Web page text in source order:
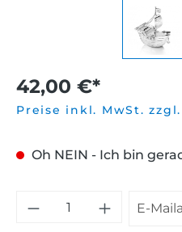
42,00 €*
Preise inkl. MwSt.
Oh NEIN - Ich bin